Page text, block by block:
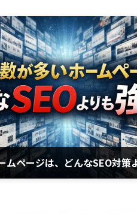
ムページは、どんなSEO対策